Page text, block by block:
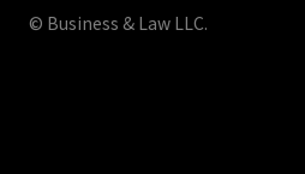
© Business & Law LLC.